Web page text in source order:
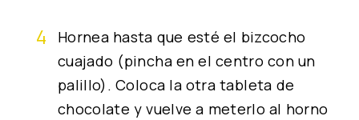
Hornea hasta que esté el bizcocho
cuajado (pincha en el centro con un
palillo). Coloca la otra tableta de
chocolate y vuelve a meterlo al horno